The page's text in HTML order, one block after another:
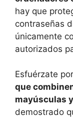
hay que
contraseñas
únicamente
autorizados
Esfuérzate
que
mayúsculas
demostrado